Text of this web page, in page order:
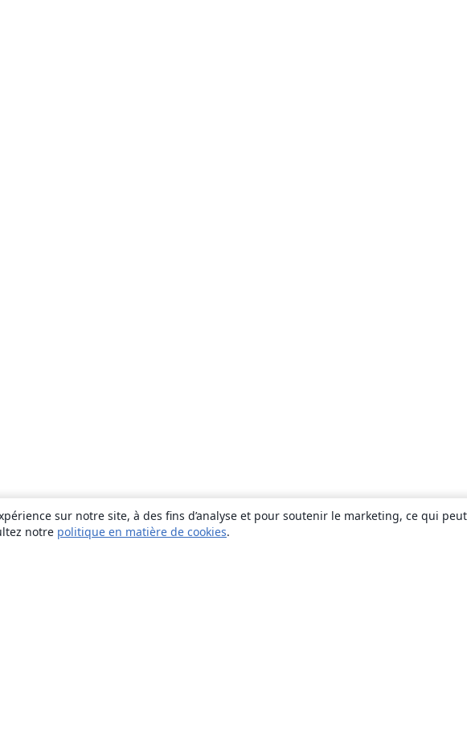
sur notre site, à des fins d’analyse et pour soutenir le marketing, ce qui
notre politique en matière de cookies.